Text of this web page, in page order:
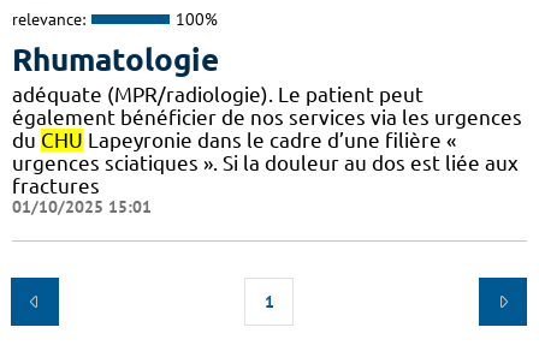
relevance: 100%
Rhumatologie
adéquate (MPR/radiologie). Le patient peut
également bénéficier de nos services via les urgences
du CHU Lapeyronie dans le cadre d’une filière «
urgences sciatiques ». Si la douleur au dos est liée aux
fractures
01/10/2025 15:01
1